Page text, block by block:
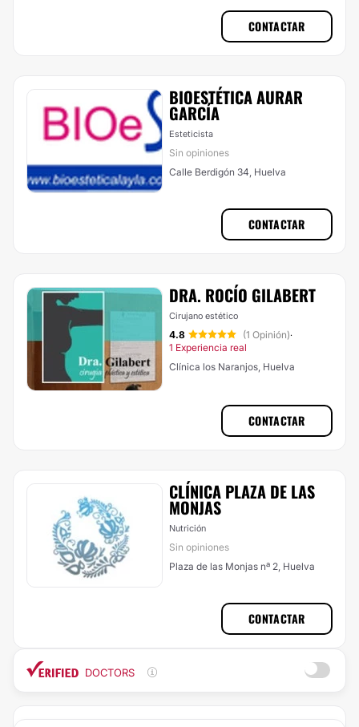
CONTACTAR
BIOESTÉTICA AURAR
GARCÍA
Esteticista
Sin opiniones
Calle Berdigón 34, Huelva
CONTACTAR
DRA. ROCÍO GILABERT
Cirujano estético
4.8 (1 Opinión)·
1 Experiencia real
Clínica los Naranjos, Huelva
CONTACTAR
CLÍNICA PLAZA DE LAS
MONJAS
Nutrición
Sin opiniones
Plaza de las Monjas nª 2, Huelva
CONTACTAR
DOCTORS